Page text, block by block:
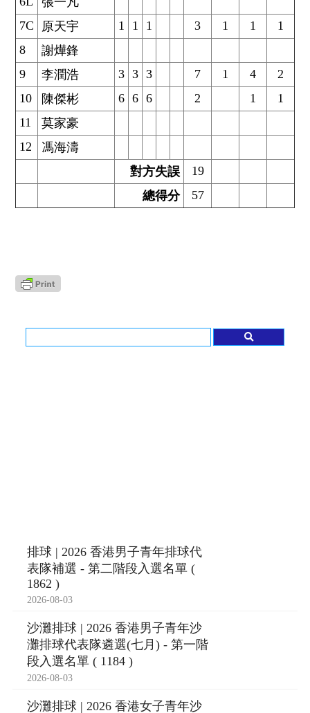
7C
原天宇 1 1 1 3 1 1
1
8
謝燁鋒
9
李潤浩 3 3 3 7 1 4
2
10
陳傑彬 6 6 6 2 1
1
11
莫家豪
12
馮海濤
對方失誤
19
總得分
57
排球 | 2026 香港男子青年排球代
表隊補選 - 第二階段入選名單 (
1862 )
2026-08-03
沙灘排球 | 2026 香港男子青年沙
灘排球代表隊遴選(七月) - 第一階
段入選名單 ( 1184 )
2026-08-03
沙灘排球 | 2026 香港女子青年沙